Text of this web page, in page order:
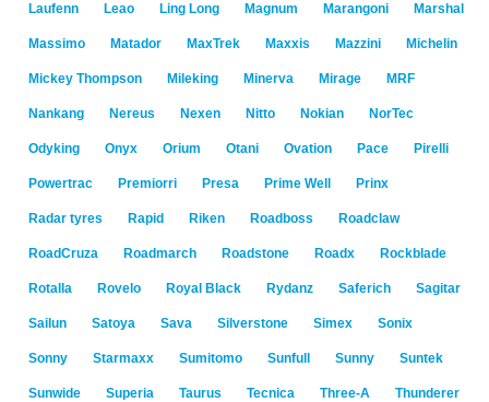
Laufenn Leao Ling Long Magnum Marangoni Marshal
Massimo Matador MaxTrek Maxxis Mazzini Michelin
Mickey Thompson Mileking Minerva Mirage MRF
Nankang Nereus Nexen Nitto Nokian NorTec
Odyking Onyx Orium Otani Ovation Pace Pirelli
Powertrac Premiorri Presa Prime Well Prinx
Radar tyres Rapid Riken Roadboss Roadclaw
RoadCruza Roadmarch Roadstone Roadx Rockblade
Rotalla Rovelo Royal Black Rydanz Saferich Sagitar
Sailun Satoya Sava Silverstone Simex Sonix
Sonny Starmaxx Sumitomo Sunfull Sunny Suntek
Sunwide Superia Taurus Tecnica Three-A Thunderer